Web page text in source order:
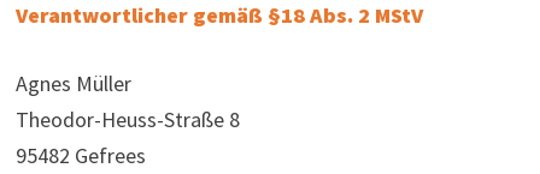
Verantwortlicher gemäß §18 Abs. 2 MStV
Agnes Müller
Theodor-Heuss-Straße 8
95482 Gefrees